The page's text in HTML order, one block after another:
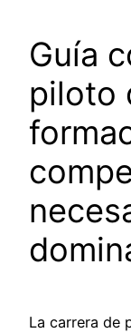
Guía
piloto
La carrera de